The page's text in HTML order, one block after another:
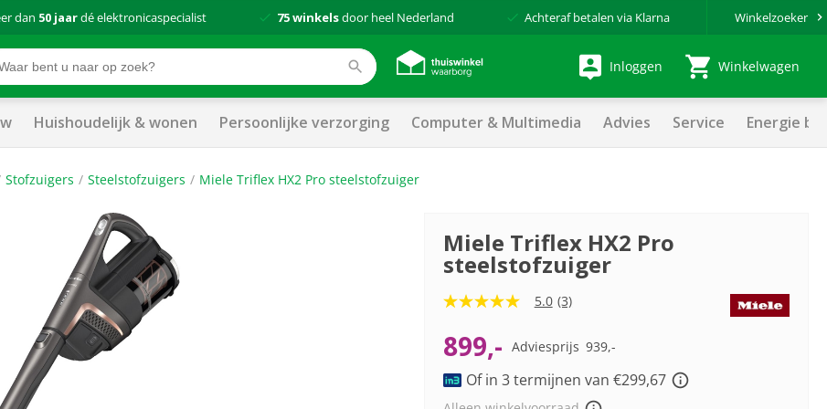
dan 50 jaardé elektronicaspecialist 75 winkelsdoor heel Nederland Achteraf betalen via Klarna Winkelzoeker
Inloggen Winkelwagen
Huishoudelijk & wonen Persoonlijke verzorging Computer & Multimedia Advies Service Energie
Stofzuigers Steelstofzuigers Miele Triflex HX2 Pro steelstofzuiger
Miele Triflex HX2 Pro
steelstofzuiger
5.0
5
sterren,
gemiddelde
scorewaarde.
5.0 (3)
899,- Adviesprijs 939,-
Of in 3 termijnen van €299,67